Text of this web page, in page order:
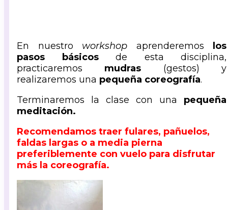
En nuestro workshop aprenderemos
los
pasos básicosde esta disciplina,
practicaremos mudras (gestos) y
realizaremos una pequeña coreografía.
Terminaremos la clase con una pequeña
meditación.
Recomendamos traer fulares, pañuelos,
faldas largas o a media pierna
preferiblemente con vuelo para disfrutar
más la coreografía.